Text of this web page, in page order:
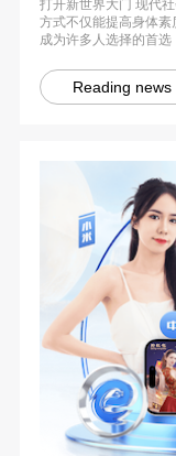
打开新世界大门 现代
方式不仅能提高身体
成为许多人选择的首选
Reading news